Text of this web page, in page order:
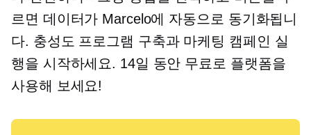
르면 데이터가 Marcelo에 자동으로 동기화됩니
다. 충성도 프로그램 구축과 마케팅 캠페인 실
행을 시작하세요. 14일 동안 무료로 플랫폼을
사용해 보세요!